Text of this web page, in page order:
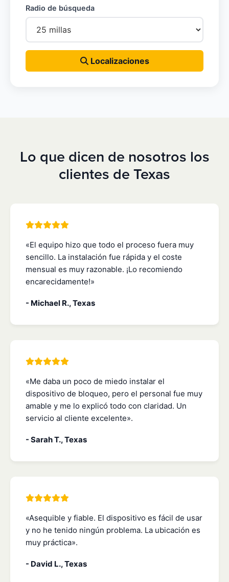
Radio de búsqueda
Localizaciones
Lo que dicen de nosotros los
clientes de Texas
«El equipo hizo que todo el proceso fuera muy
sencillo. La instalación fue rápida y el coste
mensual es muy razonable. ¡Lo recomiendo
encarecidamente!»
- Michael R., Texas
«Me daba un poco de miedo instalar el
dispositivo de bloqueo, pero el personal fue muy
amable y me lo explicó todo con claridad. Un
servicio al cliente excelente».
- Sarah T., Texas
«Asequible y fiable. El dispositivo es fácil de usar
y no he tenido ningún problema. La ubicación es
muy práctica».
- David L., Texas